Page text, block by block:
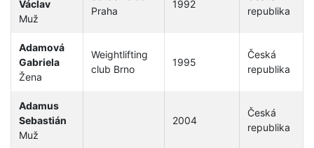
Václav
Muž
Praha
1992
republika
Adamová
Gabriela
Žena
Weightlifting
club Brno
1995
Česká
republika
Adamus
Sebastián
Muž
2004
Česká
republika